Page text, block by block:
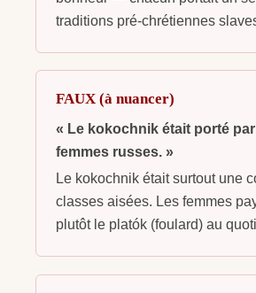
traditions pré-chrétiennes
FAUX (à nuancer)
« Le kokochnik était porté
femmes russes. »
Le kokochnik était surtout une
classes aisées. Les femmes
plutôt le platók (foulard) au